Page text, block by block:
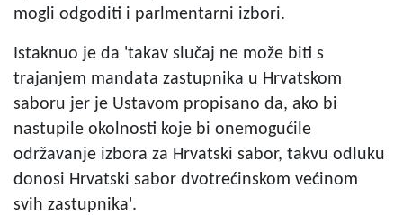
mogli odgoditi i parlmentarni izbori.
Istaknuo je da 'takav slučaj ne može biti s
trajanjem mandata zastupnika u Hrvatskom
saboru jer je Ustavom propisano da, ako bi
nastupile okolnosti koje bi onemogućile
održavanje izbora za Hrvatski sabor, takvu odluku
donosi Hrvatski sabor dvotrećinskom većinom
svih zastupnika'.